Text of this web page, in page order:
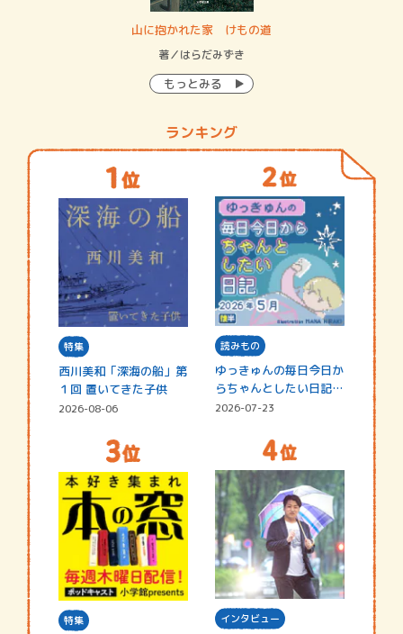
山に抱かれた家 けもの道
著／はらだみずき
もっとみる
ランキング
特集
西川美和「深海の船」第
１回 置いてきた子供
2026-08-06
読みもの
ゆっきゅんの毎日今日か
らちゃんとしたい日記
☆202…
2026-07-23
特集 インタビュー